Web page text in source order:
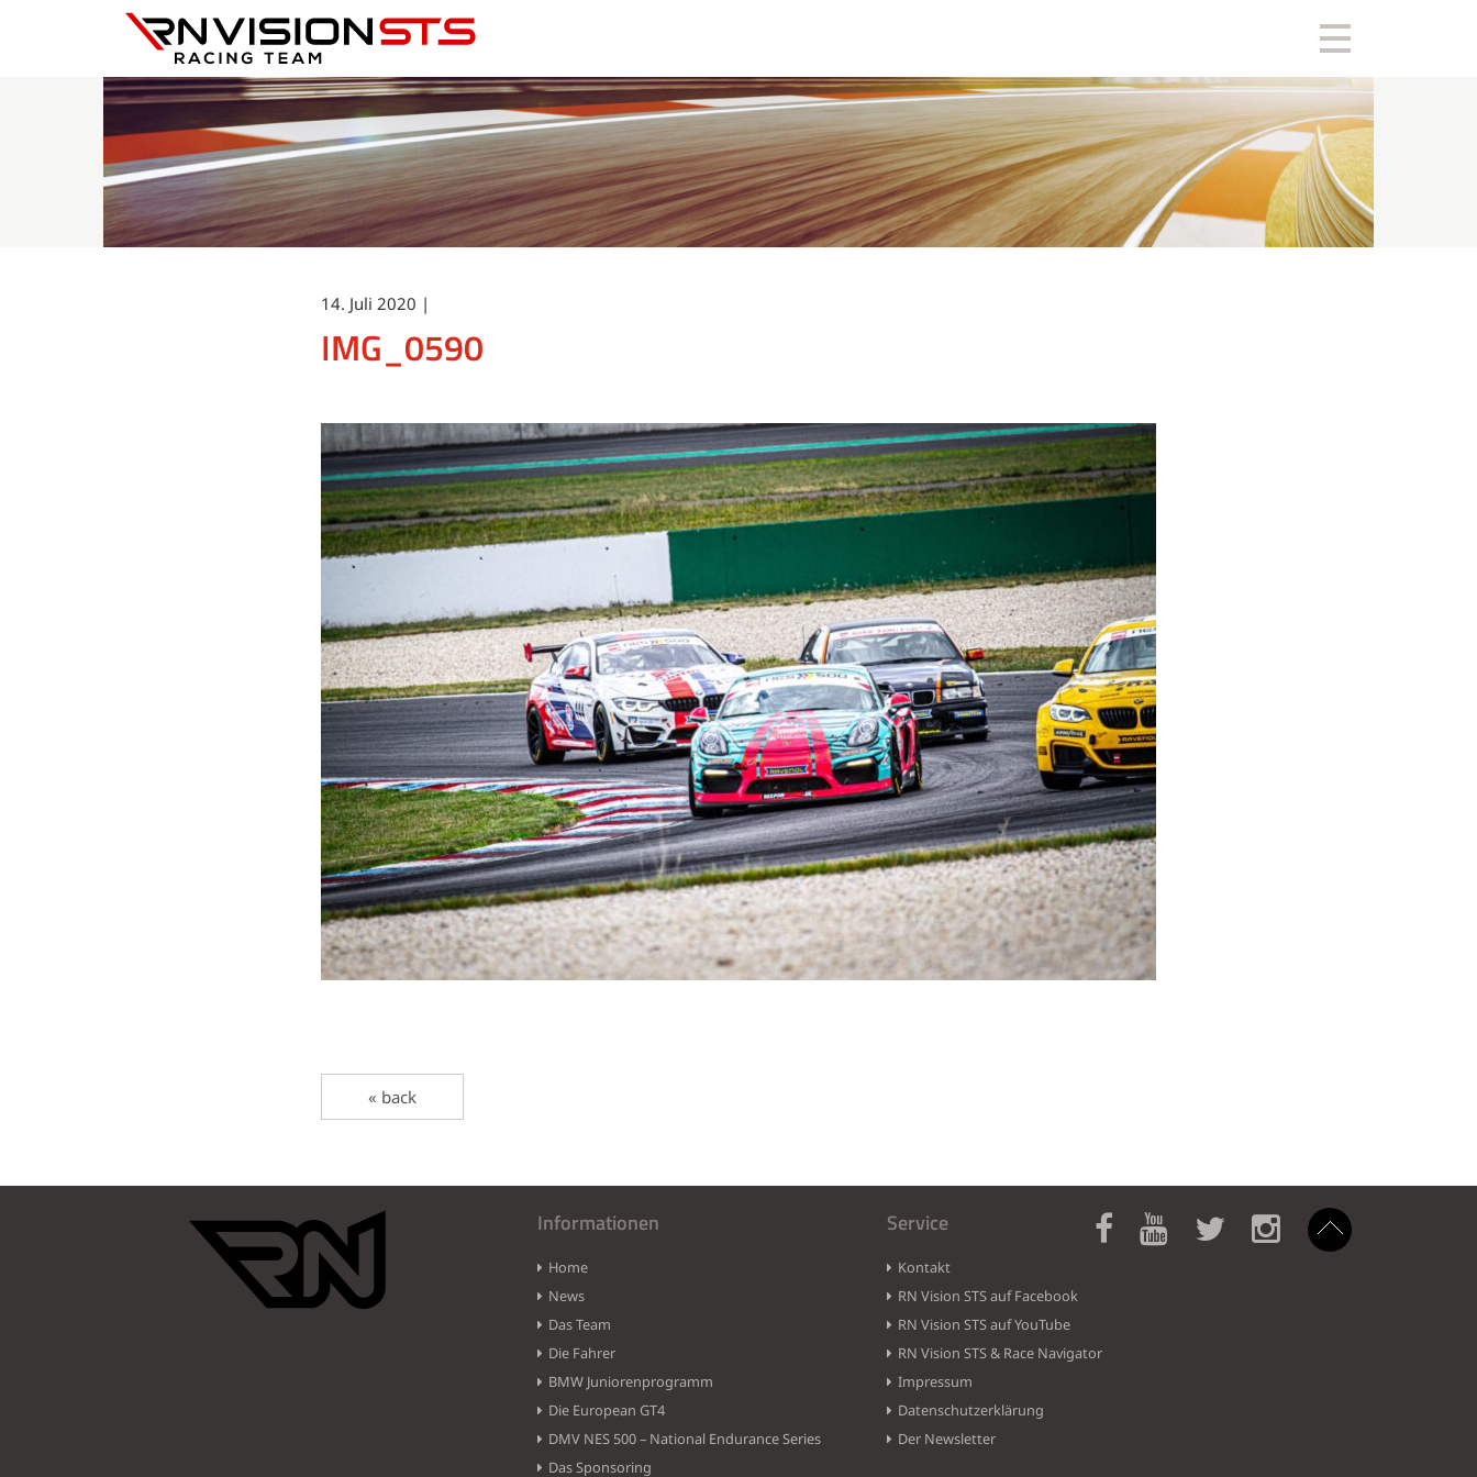
RN Vision STS
14. Juli 2020 |
IMG_0590
« back
Informationen
Home
News
Das Team
Die Fahrer
BMW Juniorenprogramm
Die European GT4
DMV NES 500 – National Endurance Series
Das Sponsoring
Service
Kontakt
RN Vision STS auf Facebook
RN Vision STS auf YouTube
RN Vision STS & Race Navigator
Impressum
Datenschutzerklärung
Der Newsletter